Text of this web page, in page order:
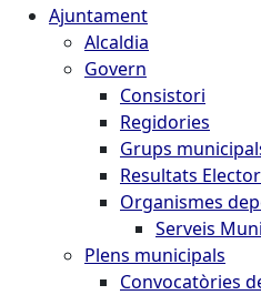
Ajuntament
Alcaldia
Govern
Consistori
Regidories
Grups
Resultats
Organismes
Serveis
Plens municipals
Convocatòries